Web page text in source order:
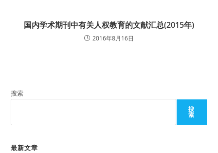
国内学术期刊中有关人权教育的文献汇总(2015年)
2016年8月16日
搜索
搜
索
最新文章